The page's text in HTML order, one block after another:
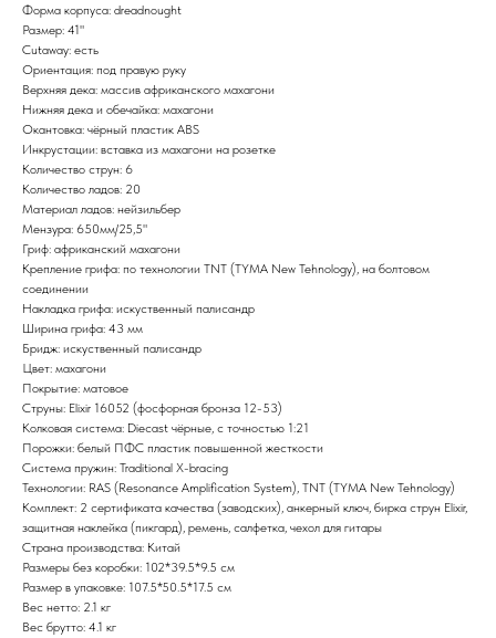
Форма корпуса: dreadnought
Размер: 41"
Cutaway: есть
Ориентация: под правую руку
Верхняя дека: массив африканского махагони
Нижняя дека и обечайка: махагони
Окантовка: чёрный пластик ABS
Инкрустации: вставка из махагони на розетке
Количество струн: 6
Количество ладов: 20
Материал ладов: нейзильбер
Мензура: 650мм/25,5"
Гриф: африканский махагони
Крепление грифа: по технологии TNT (TYMA New Tehnology), на болтовом
соединении
Накладка грифа: искуственный палисандр
Ширина грифа: 43 мм
Бридж: искуственный палисандр
Цвет: махагони
Покрытие: матовое
Струны: Elixir 16052 (фосфорная бронза 12-53)
Колковая система: Diecast чёрные, c точностью 1:21
Порожки: белый ПФС пластик повышенной жесткости
Система пружин: Traditional X-bracing
Технологии: RAS (Resonance Amplification System), TNT (TYMA New Tehnology)
Комплект: 2 сертификата качества (заводских), анкерный ключ, бирка струн Elixir,
защитная наклейка (пикгард), ремень, салфетка, чехол для гитары
Страна производства: Китай
Размеры без коробки: 102*39.5*9.5 см
Размер в упаковке: 107.5*50.5*17.5 см
Вес нетто: 2.1 кг
Вес брутто: 4.1 кг